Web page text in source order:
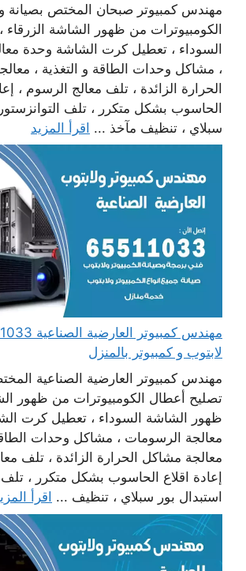
مهندس كمبيوتر صبحان المختص بصيانة
الكومبيوترات من ظهور الشاشة
السوداء ، تعطيل كرت الشاشة وحدة
، مشاكل وحدات الطاقة و التغذية ،
الحرارة الزائدة ، تلف معالج الرسوم ،
الحاسوب بشكل متكرر ، تلف التوانزستور
سبلاي ، تنظيف مآخذ ... اقرأ المزيد
لابتوب و كمبيوتر بالمنزل
مهندس كمبيوتر العارضية الصناعية
تصليح أعطال الكومبيوترات من ظهور
ظهور الشاشة السوداء ، تعطيل كرت
معالجة الرسومات ، مشاكل وحدات
معالجة مشاكل الحرارة الزائدة ، تلف
إعادة اقلاع الحاسوب بشكل متكرر ، تلف
استبدال بور سبلاي ، تنظيف ... اقرأ